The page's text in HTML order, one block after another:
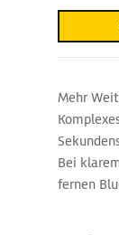
Mehr
Bei
fernen